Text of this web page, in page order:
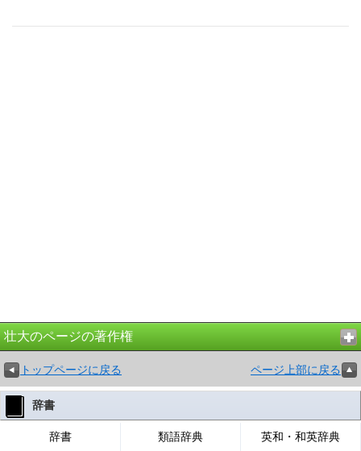
壮大のページの著作権
トップページに戻る ページ上部に戻る
辞書
辞書 類語辞典 英和・和英辞典